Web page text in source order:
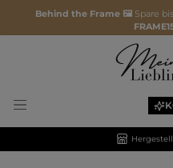
Behind the Frame 🖼️ Spare